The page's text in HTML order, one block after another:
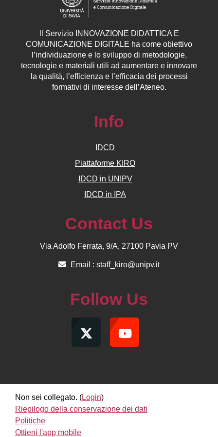
Servizio INNOVAZIONE DIDATTICA E
COMUNICAZIONE DIGITALE ha come obiettivo
l’individuazione e lo sviluppo di metodologie,
tecnologie e materiali utili ad aumentare e innovare
la qualità, l’efficienza e l’efficacia dei processi
formativi di interesse dell’Ateneo.
Info
IDCD
Piattaforme KIRO
IDCD in UNIPV
IDCD in IPA
Contact Us
Via Adolfo Ferrata, 9/A, 27100 Pavia PV
Email : staff_kiro@unipv.it
Follow Us
Non sei collegato. (Login)
Riepilogo della conservazione dei dati
Politiche
Ottieni l'app mobile